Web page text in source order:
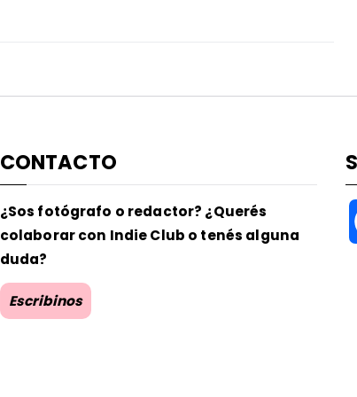
CONTACTO
¿Sos fotógrafo o redactor? ¿Querés
colaborar con Indie Club o tenés alguna
duda?
Escribinos